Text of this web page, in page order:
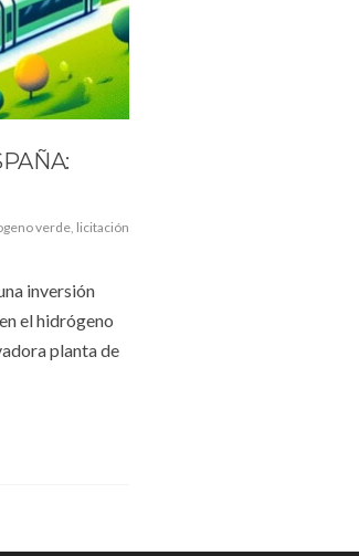
verde, licitación
inversión
el hidrógeno
planta de